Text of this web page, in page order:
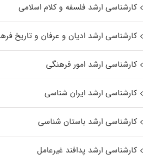
کارشناسی ارشد فلسفه و کلام اسلامی
کارشناسی ارشد ادیان و عرفان و تاریخ
کارشناسی ارشد امور فرهنگی
کارشناسی ارشد ایران شناسی
کارشناسی ارشد باستان شناسی
کارشناسی ارشد پدافند غیرعامل